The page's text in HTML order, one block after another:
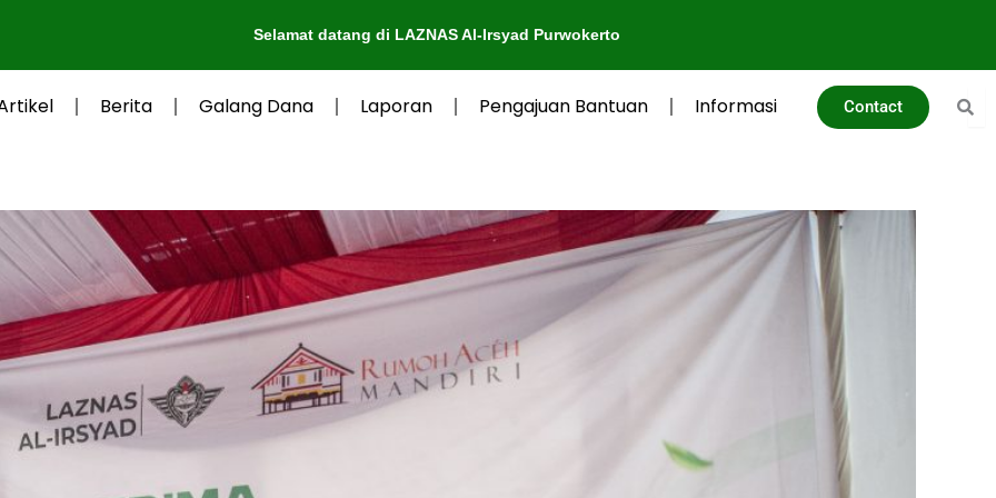
Selamat datang di LAZNAS Al-Irsyad Purwokerto
Berita Galang Dana Laporan Pengajuan Bantuan Informasi Contact